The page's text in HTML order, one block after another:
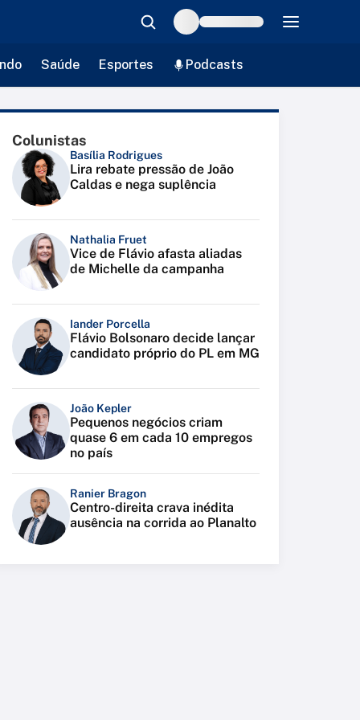
Saúde Esportes Podcasts
Colunistas
Basília Rodrigues
Lira rebate pressão de João
Caldas e nega suplência
Nathalia Fruet
Vice de Flávio afasta aliadas
de Michelle da campanha
Iander Porcella
Flávio Bolsonaro decide lançar
candidato próprio do PL em MG
João Kepler
Pequenos negócios criam
quase 6 em cada 10 empregos
no país
Ranier Bragon
Centro-direita crava inédita
ausência na corrida ao Planalto